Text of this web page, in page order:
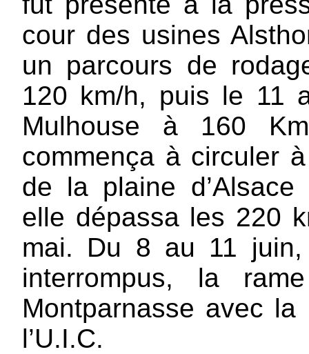
cour des usines
un parcours de
120 km/h, puis le 11
Mulhouse à 160
commença à circuler
de la plaine d’Alsace
elle dépassa les 220
mai. Du 8 au 11
interrompus, la
Montparnasse avec
l’U.I.C.